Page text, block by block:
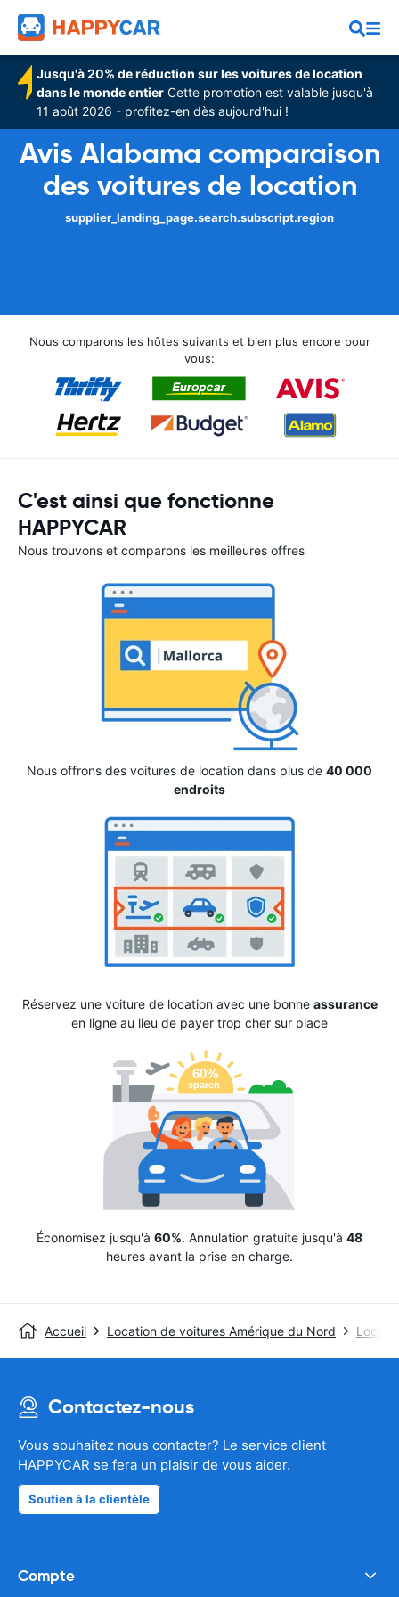
Jusqu'à 20% de réduction sur les voitures de location
dans le monde entier Cette promotion est valable jusqu'à
11 août 2026 - profitez-en dès aujourd'hui !
Avis Alabama comparaison
des voitures de location
supplier_landing_page.search.subscript.region
Nous comparons les hôtes suivants et bien plus encore pour
vous:
C'est ainsi que fonctionne
HAPPYCAR
Nous trouvons et comparons les meilleures offres
Nous offrons des voitures de location dans plus de 40 000
endroits
Réservez une voiture de location avec une bonne assurance
en ligne au lieu de payer trop cher sur place
Économisez jusqu'à 60%. Annulation gratuite jusqu'à 48
heures avant la prise en charge.
Accueil Location de voitures Amérique du Nord
Contactez-nous
Vous souhaitez nous contacter? Le service client
HAPPYCAR se fera un plaisir de vous aider.
Soutien à la clientèle
Compte